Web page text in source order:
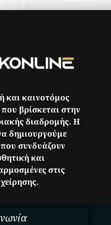
και καινοτόμος
βρίσκεται στην
διαδρομής. Η
δημιουργούμε
που συνδυάζουν
και
στις